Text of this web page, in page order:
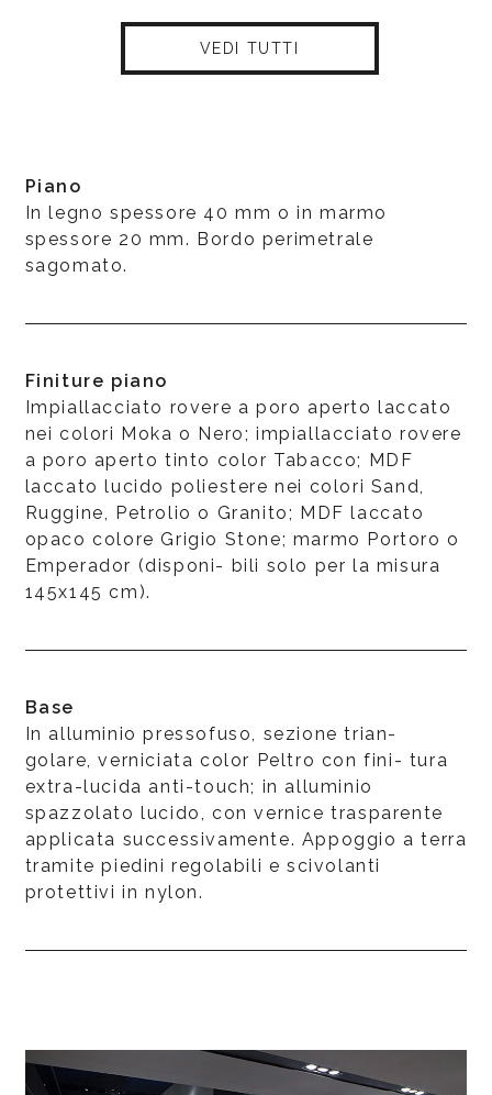
VEDI TUTTI
Piano
In legno spessore 40 mm o in marmo
spessore 20 mm. Bordo perimetrale
sagomato.
Finiture piano
Impiallacciato rovere a poro aperto laccato
nei colori Moka o Nero; impiallacciato rovere
a poro aperto tinto color Tabacco; MDF
laccato lucido poliestere nei colori Sand,
Ruggine, Petrolio o Granito; MDF laccato
opaco colore Grigio Stone; marmo Portoro o
Emperador (disponi- bili solo per la misura
145x145 cm).
Base
In alluminio pressofuso, sezione trian-
golare, verniciata color Peltro con fini- tura
extra-lucida anti-touch; in alluminio
spazzolato lucido, con vernice trasparente
applicata successivamente. Appoggio a terra
tramite piedini regolabili e scivolanti
protettivi in nylon.